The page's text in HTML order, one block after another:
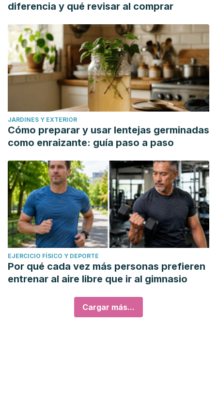
diferencia y qué revisar al comprar
JARDINES Y EXTERIOR
Cómo preparar y usar lentejas germinadas
como enraizante: guía paso a paso
EJERCICIO FÍSICO Y DEPORTE
Por qué cada vez más personas prefieren
entrenar al aire libre que ir al gimnasio
Cargar más...